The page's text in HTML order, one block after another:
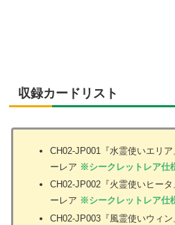
収録カードリスト
CH02-JP001『水霊使いエリ
ーレア ※シークレットレア仕
CH02-JP002『火霊使いヒー
ーレア ※シークレットレア仕
CH02-JP003『風霊使いウィ